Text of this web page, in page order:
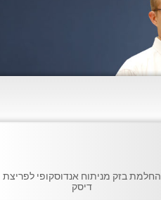
החלמת בזק מניתוח אנדוסקופי לפריצת
דיסק